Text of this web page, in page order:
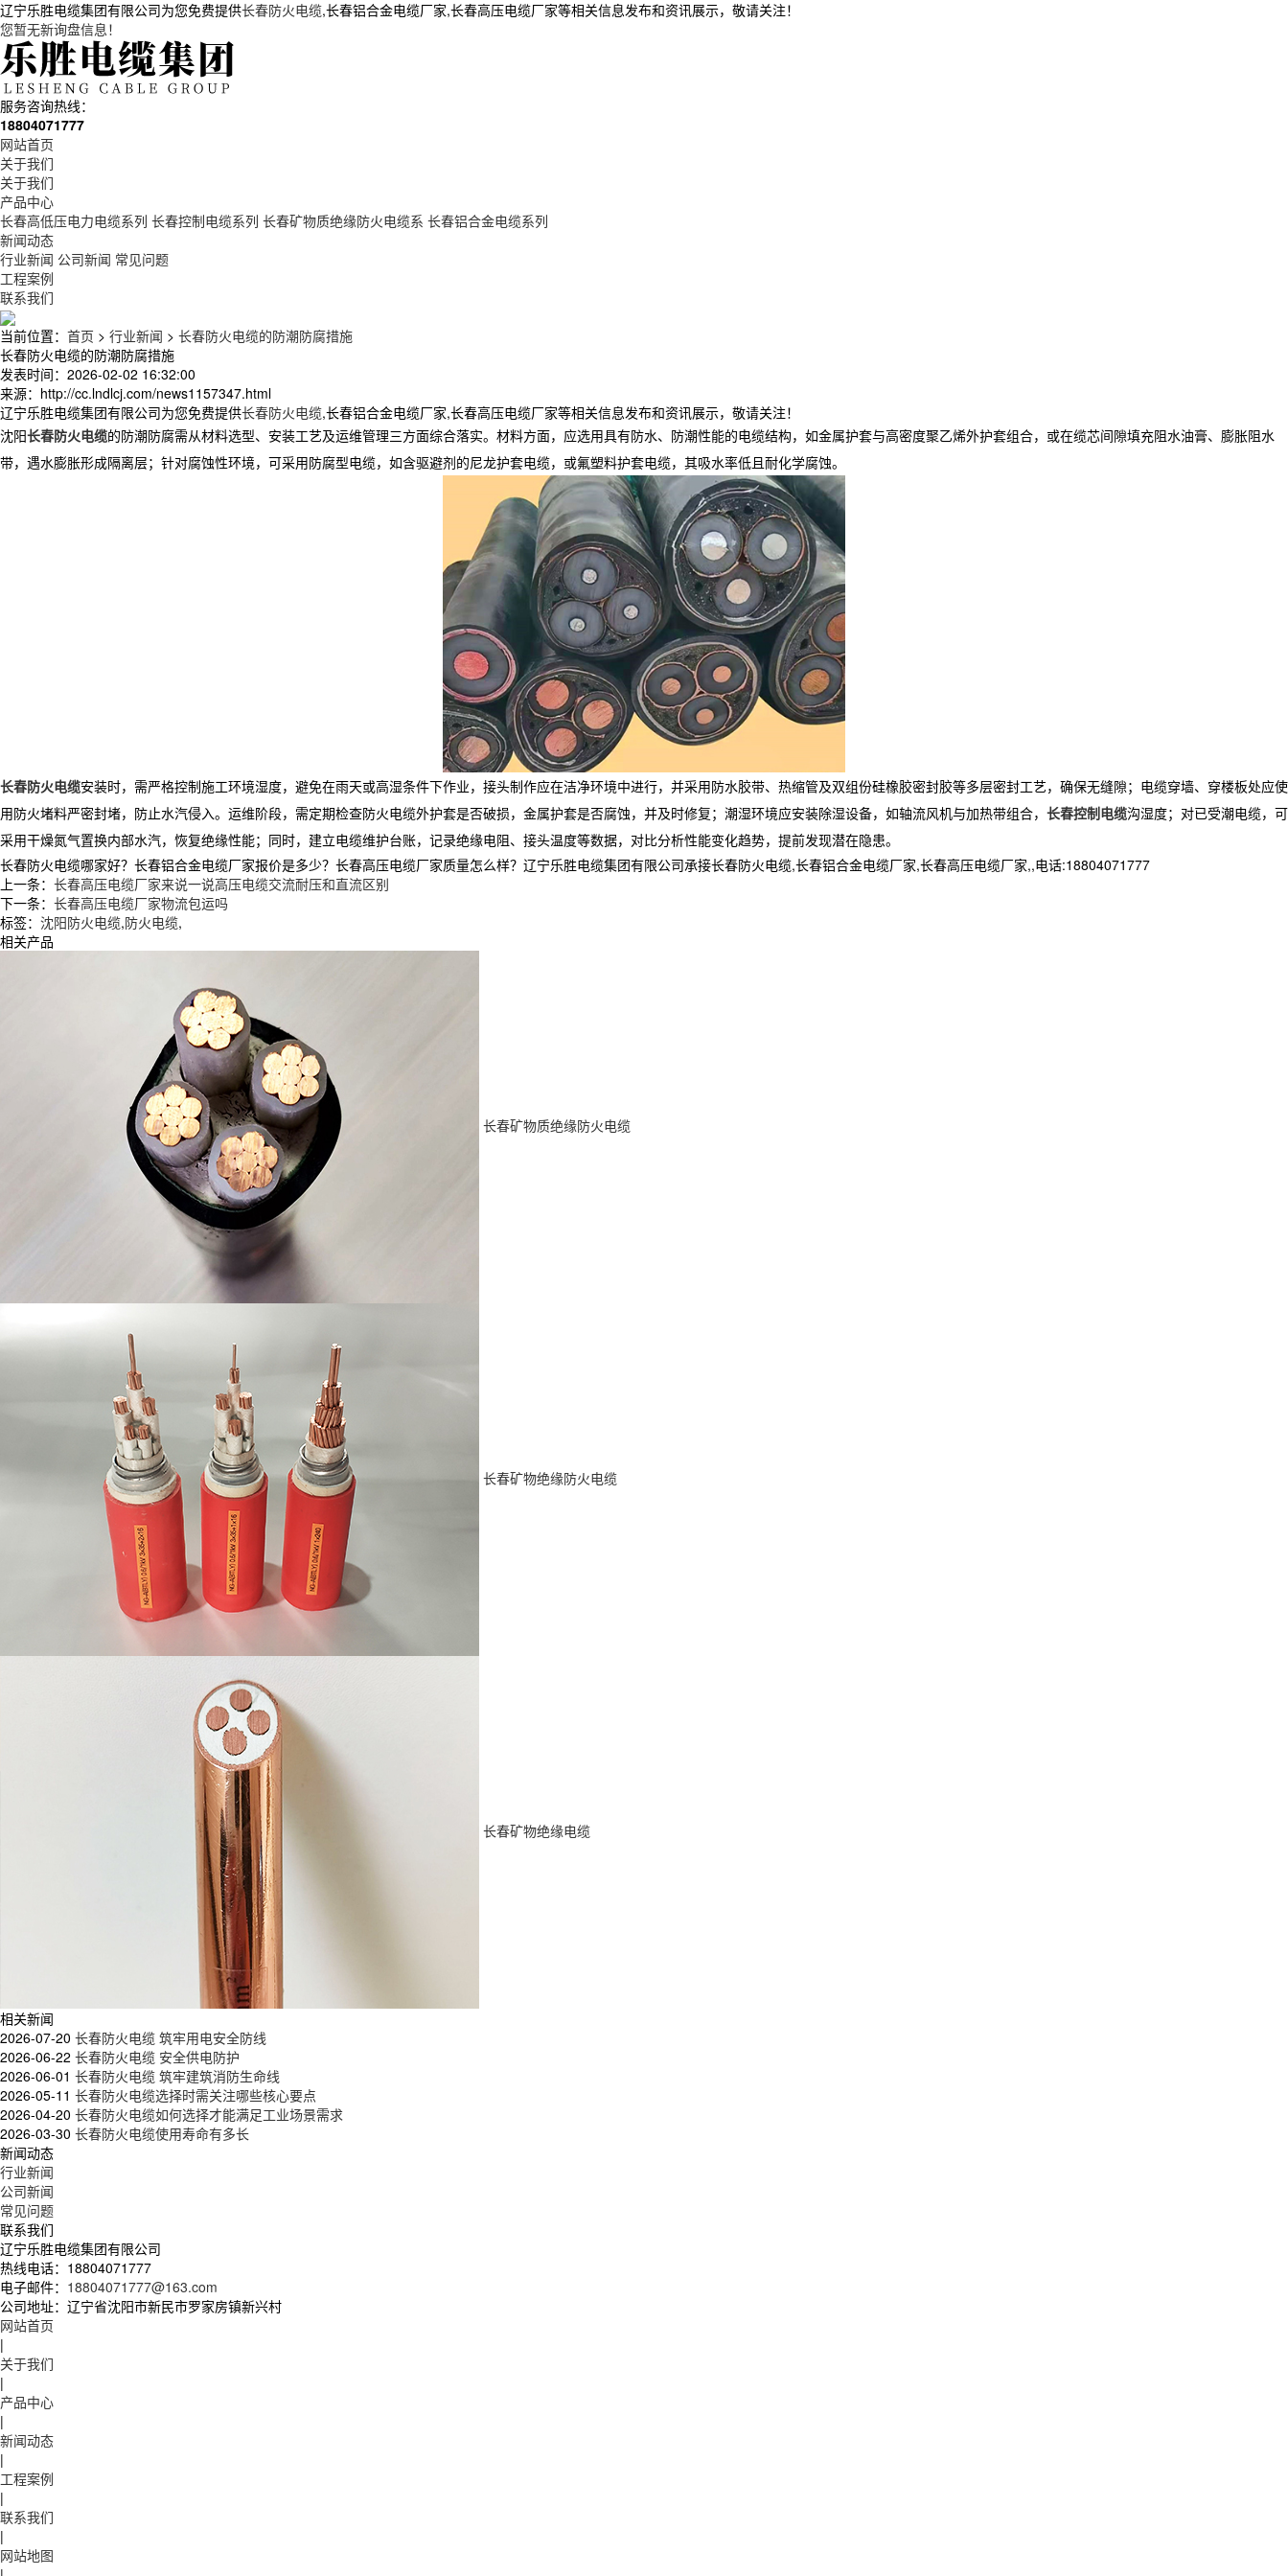
辽宁乐胜电缆集团有限公司为您免费提供长春防火电缆,长春铝合金电缆厂家,长春高压电缆厂家等相关信息发布和资讯展示，敬请关注！
您暂无新询盘信息！
服务咨询热线：
18804071777
网站首页
关于我们
关于我们
产品中心
长春高低压电力电缆系列 长春控制电缆系列 长春矿物质绝缘防火电缆系 长春铝合金电缆系列
新闻动态
行业新闻 公司新闻 常见问题
工程案例
联系我们
当前位置： 首页 > 行业新闻 > 长春防火电缆的防潮防腐措施
长春防火电缆的防潮防腐措施
发表时间：2026-02-02 16:32:00
来源：http://cc.lndlcj.com/news1157347.html
辽宁乐胜电缆集团有限公司为您免费提供长春防火电缆,长春铝合金电缆厂家,长春高压电缆厂家等相关信息发布和资讯展示，敬请关注！
沈阳长春防火电缆的防潮防腐需从材料选型、安装工艺及运维管理三方面综合落实。材料方面，应选用具有防水、防潮性能的电缆结构，如金属护套与高密度聚乙烯外护套组合，或在缆芯间隙填充阻水油膏、膨胀阻水
带，遇水膨胀形成隔离层；针对腐蚀性环境，可采用防腐型电缆，如含驱避剂的尼龙护套电缆，或氟塑料护套电缆，其吸水率低且耐化学腐蚀。
长春防火电缆安装时，需严格控制施工环境湿度，避免在雨天或高湿条件下作业，接头制作应在洁净环境中进行，并采用防水胶带、热缩管及双组份硅橡胶密封胶等多层密封工艺，确保无缝隙；电缆穿墙、穿楼板处应使
用防火堵料严密封堵，防止水汽侵入。运维阶段，需定期检查防火电缆外护套是否破损，金属护套是否腐蚀，并及时修复；潮湿环境应安装除湿设备，如轴流风机与加热带组合， 长春控制电缆沟湿度；对已受潮电缆，可
采用干燥氮气置换内部水汽，恢复绝缘性能；同时，建立电缆维护台账，记录绝缘电阻、接头温度等数据，对比分析性能变化趋势，提前发现潜在隐患。
长春防火电缆哪家好？长春铝合金电缆厂家报价是多少？长春高压电缆厂家质量怎么样？辽宁乐胜电缆集团有限公司承接长春防火电缆,长春铝合金电缆厂家,长春高压电缆厂家,,电话:18804071777
上一条： 长春高压电缆厂家来说一说高压电缆交流耐压和直流区别
下一条： 长春高压电缆厂家物流包运吗
标签： 沈阳防火电缆,防火电缆,
相关产品
长春矿物质绝缘防火电缆
长春矿物绝缘防火电缆
长春矿物绝缘电缆
相关新闻
2026-07-20 长春防火电缆 筑牢用电安全防线
2026-06-22 长春防火电缆 安全供电防护
2026-06-01 长春防火电缆 筑牢建筑消防生命线
2026-05-11 长春防火电缆选择时需关注哪些核心要点
2026-04-20 长春防火电缆如何选择才能满足工业场景需求
2026-03-30 长春防火电缆使用寿命有多长
新闻动态
行业新闻
公司新闻
常见问题
联系我们
辽宁乐胜电缆集团有限公司
热线电话： 18804071777
电子邮件： 18804071777@163.com
公司地址： 辽宁省沈阳市新民市罗家房镇新兴村
网站首页
|
关于我们
|
产品中心
|
新闻动态
|
工程案例
|
联系我们
|
网站地图